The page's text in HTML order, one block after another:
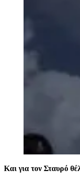
Και για τον Σταυρό